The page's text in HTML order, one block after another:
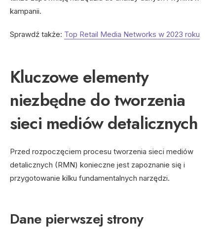
kampanii.
Sprawdź także: Top Retail Media Networks w 2023 roku
Kluczowe elementy
niezbędne do tworzenia
sieci mediów detalicznych
Przed rozpoczęciem procesu tworzenia sieci mediów
detalicznych (RMN) konieczne jest zapoznanie się i
przygotowanie kilku fundamentalnych narzędzi.
Dane pierwszej strony